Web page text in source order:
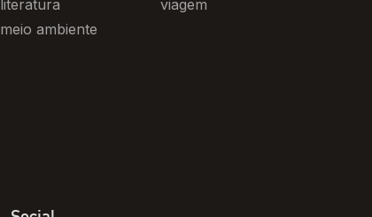
literatura
meio ambiente
viagem